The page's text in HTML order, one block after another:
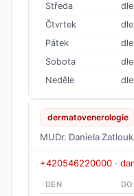
Středa
Čtvrtek
Pátek
Sobota
Neděle
dermatovenerologie
MUDr. Daniela
+420546220000 ·
DEN